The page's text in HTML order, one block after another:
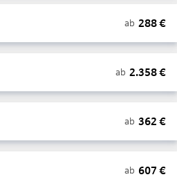
ab 288€
ab 2.358€
ab 362 €
ab 607 €